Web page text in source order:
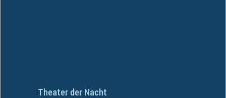
Theater der Nacht